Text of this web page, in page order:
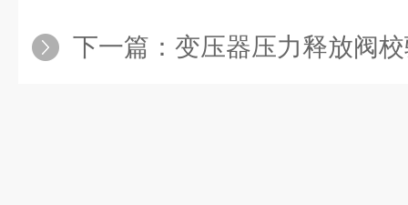
下一篇： 变压器压力释放阀